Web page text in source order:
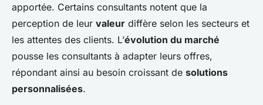
apportée. Certains consultants notent que la
perception de leur valeur diffère selon les secteurs et
les attentes des clients. L’évolution du marché
pousse les consultants à adapter leurs offres,
répondant ainsi au besoin croissant de solutions
personnalisées.